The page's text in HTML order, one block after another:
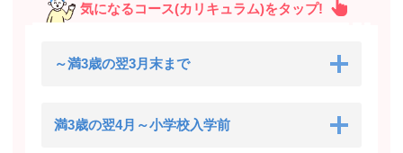
気になるコース(カリキュラム)をタップ!
～満3歳の翌3月末まで
満3歳の翌4月～小学校入学前